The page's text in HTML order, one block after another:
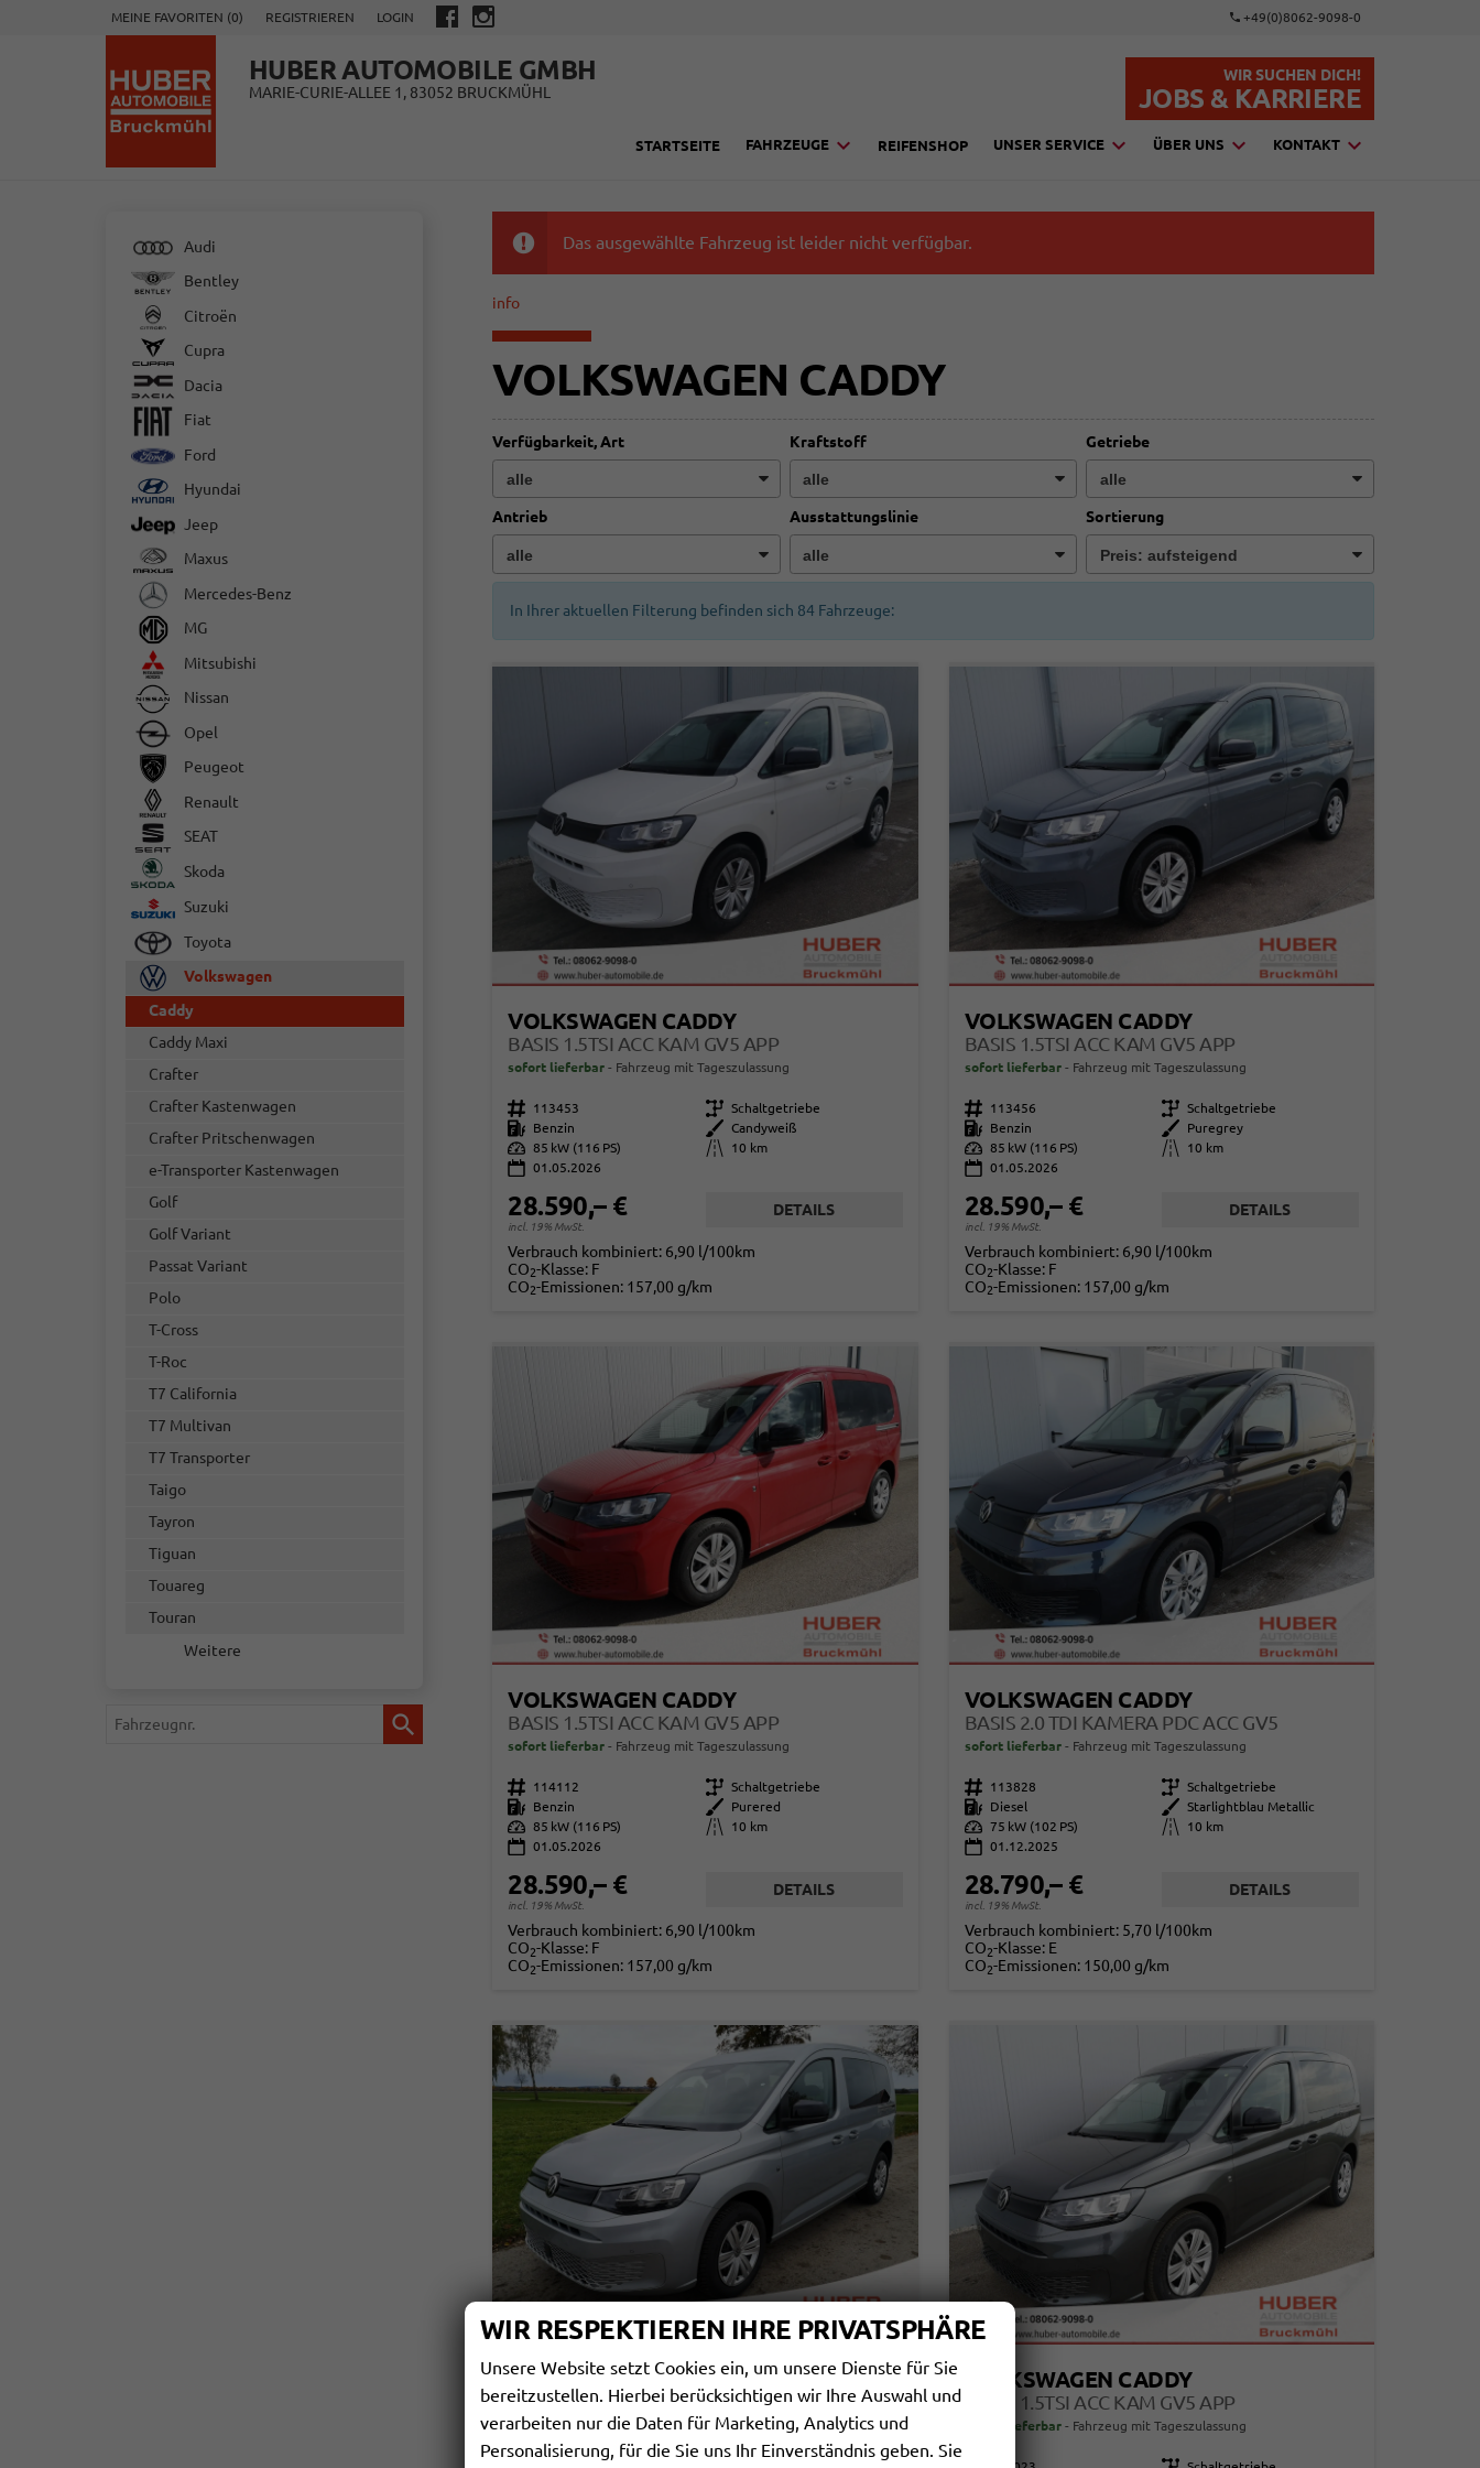
MEINE FAVORITEN (0) REGISTRIEREN LOGIN +49(0)8062-9098-0
HUBER AUTOMOBILE GMBH
MARIE-CURIE-ALLEE 1, 83052 BRUCKMÜHL
WIR SUCHEN DICH!
JOBS & KARRIERE
STARTSEITE FAHRZEUGE REIFENSHOP UNSER SERVICE ÜBER UNS KONTAKT
Das ausgewählte Fahrzeug ist leider nicht verfügbar.
info
VOLKSWAGEN CADDY
Verfügbarkeit, Art Kraftstoff Getriebe
Antrieb Ausstattungslinie Sortierung
In Ihrer aktuellen Filterung befinden sich 84 Fahrzeuge:
VOLKSWAGEN CADDY
BASIS 1.5TSI ACC KAM GV5 APP
sofort lieferbar Fahrzeug mit Tageszulassung
Fahrzeugnr. 113453 Getriebe Schaltgetriebe
Kraftstoff
Benzin Außenfarbe
Candyweiß
Leistung 85 kW (116 PS) Kilometerstand
10 km
01.05.2026
28.590,– €
incl. 19% MwSt.
DETAILS
Verbrauch kombiniert: 6,90 l/100km
CO2-Klasse: F
CO2-Emissionen: 157,00 g/km
VOLKSWAGEN CADDY
BASIS 1.5TSI ACC KAM GV5 APP
sofort lieferbar Fahrzeug mit Tageszulassung
Fahrzeugnr. 113456 Getriebe Schaltgetriebe
Kraftstoff
Benzin Außenfarbe
Puregrey
Leistung 85 kW (116 PS) Kilometerstand
10 km
01.05.2026
28.590,– €
incl. 19% MwSt.
DETAILS
Verbrauch kombiniert: 6,90 l/100km
CO2-Klasse: F
CO2-Emissionen: 157,00 g/km
VOLKSWAGEN CADDY
BASIS 1.5TSI ACC KAM GV5 APP
sofort lieferbar Fahrzeug mit Tageszulassung
Fahrzeugnr. 114112 Getriebe Schaltgetriebe
Kraftstoff
Benzin Außenfarbe
Purered
Leistung 85 kW (116 PS) Kilometerstand
10 km
01.05.2026
28.590,– €
incl. 19% MwSt.
DETAILS
Verbrauch kombiniert: 6,90 l/100km
CO2-Klasse: F
CO2-Emissionen: 157,00 g/km
VOLKSWAGEN CADDY
BASIS 2.0 TDI KAMERA PDC ACC GV5
sofort lieferbar Fahrzeug mit Tageszulassung
Fahrzeugnr. 113828 Getriebe Schaltgetriebe
Kraftstoff
Diesel Außenfarbe
Starlightblau Metallic
Leistung 75 kW (102 PS) Kilometerstand
10 km
01.12.2025
28.790,– €
incl. 19% MwSt.
DETAILS
Verbrauch kombiniert: 5,70 l/100km
CO2-Klasse: E
CO2-Emissionen: 150,00 g/km
VOLKSWAGEN CADDY
BASIS 1.5TSI ACC KAM GV5 APP
sofort lieferbar Fahrzeug mit Tageszulassung
VOLKSWAGEN CADDY
BASIS 1.5TSI ACC KAM GV5 APP
sofort lieferbar Fahrzeug mit Tageszulassung
Audi
Bentley
Citroën
Cupra
Dacia
Fiat
Ford
Hyundai
Jeep
Maxus
Mercedes-Benz
MG
Mitsubishi
Nissan
Opel
Peugeot
Renault
SEAT
Skoda
Suzuki
Toyota
Volkswagen
Caddy
Caddy Maxi
Crafter
Crafter Kastenwagen
Crafter Pritschenwagen
e-Transporter Kastenwagen
Golf
Golf Variant
Passat Variant
Polo
T-Cross
T-Roc
T7 California
T7 Multivan
T7 Transporter
Taigo
Tayron
Tiguan
Touareg
Touran
Weitere
Fahrzeugnr.
WIR RESPEKTIEREN IHRE PRIVATSPHÄRE
Unsere Website setzt Cookies ein, um unsere Dienste für Sie
bereitzustellen. Hierbei berücksichtigen wir Ihre Auswahl und
verarbeiten nur die Daten für Marketing, Analytics und
Personalisierung, für die Sie uns Ihr Einverständnis geben. Sie